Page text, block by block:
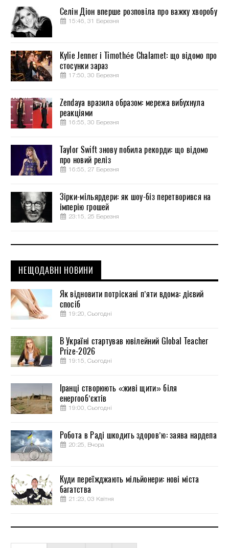
Селін Діон вперше розповіла про важку хворобу
15:46, 31 Березня
Kylie Jenner і Timothée Chalamet: що відомо про
стосунки зараз
17:50, 30 Березня
Zendaya вразила образом: мережа вибухнула
реакціями
16:55, 30 Березня
Taylor Swift знову побила рекорди: що відомо
про новий реліз
16:55, 27 Березня
Зірки-мільярдери: як шоу-біз перетворився на
імперію грошей
23:15, 25 Березня
НЕЩОДАВНІ НОВИНИ
Як відновити потріскані п’яти вдома: дієвий
спосіб
19:20, Сьогодні
В Україні стартував ювілейний Global Teacher
Prize-2026
19:15, Сьогодні
Іранці створюють «живі щити» біля
енергооб’єктів
19:00, Сьогодні
Робота в Раді шкодить здоров’ю: заява нардепа
20:25, Вчора
Куди переїжджають мільйонери: нові міста
багатства
21:23, 03 Квітня